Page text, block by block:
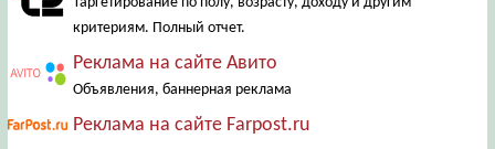
критериям. Полный отчет.
Реклама на сайте Авито
Объявления, баннерная реклама
Реклама на сайте Farpost.ru